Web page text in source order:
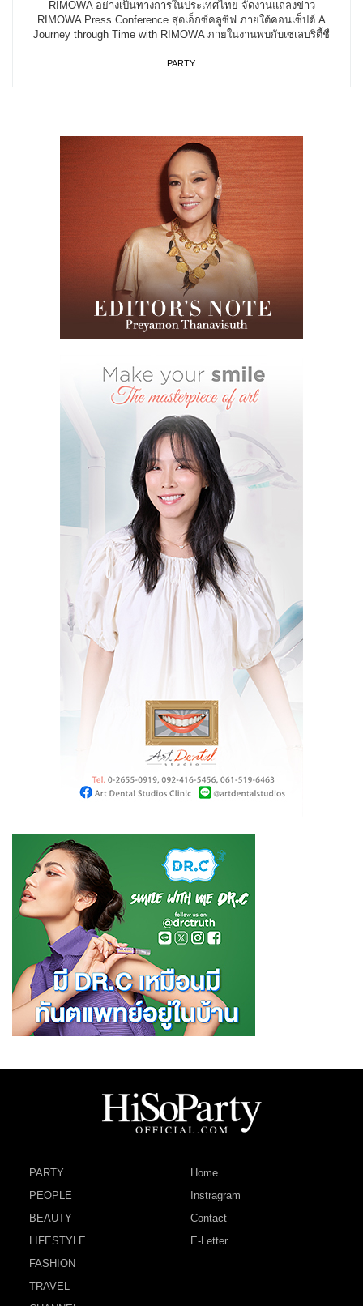
RIMOWA อย่างเป็นทางการในประเทศไทย จัดงานแถลงข่าว
RIMOWA Press Conference สุดเอ็กซ์คลูซีฟ ภายใต้คอนเซ็ปต์ A
Journey through Time with RIMOWA ภายในงานพบกับเซเลบริตี้ชื่
PARTY
PARTY
PEOPLE
BEAUTY
LIFESTYLE
FASHION
TRAVEL
Home
Instragram
Contact
E-Letter